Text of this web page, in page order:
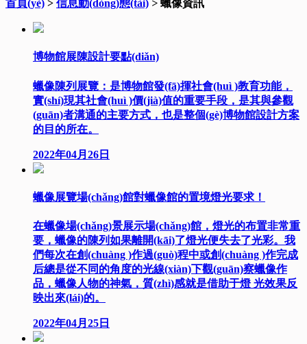
首頁(yè) > 信息動(dòng)態(tài) > 蠟像資訊
博物館展陳設計要點(diǎn)
蠟像陳列展覽：是博物館發(fā)揮社會(huì )教育功能，
實(shí)現其社會(huì )價(jià)值的重要手段，是其與參觀
(guān)者溝通的主要方式，也是整個(gè)博物館設計方案
的目的所在。
2022年04月26日
蠟像展覽場(chǎng)館對蠟像館的置境燈光要求！
在蠟像場(chǎng)景展示場(chǎng)館，燈光的布置非常重
要，蠟像的陳列如果離開(kāi)了燈光便失去了光彩。我
們每次在創(chuàng )作過(guò)程中或創(chuàng )作完成
后總是從不同的角度的光線(xiàn)下觀(guān)察蠟像作
品，蠟像人物的神氣，質(zhì)感就是借助于燈 光效果反
映出來(lái)的。
2022年04月25日